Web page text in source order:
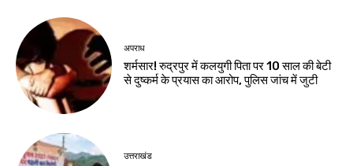
अपराध
शर्मसार! रुद्रपुर में कलयुगी पिता पर 10 साल की बेटी
से दुष्कर्म के प्रयास का आरोप, पुलिस जांच में जुटी
उत्तराखंड